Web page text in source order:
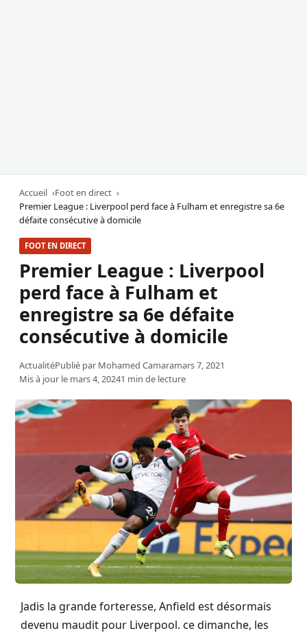
Accueil
Foot en direct
Premier League : Liverpool perd face à Fulham et enregistre sa 6e
défaite consécutive à domicile
FOOT EN DIRECT
Premier League : Liverpool
perd face à Fulham et
enregistre sa 6e défaite
consécutive à domicile
ActualitéPublié par Mohamed Camaramars 7, 2021
Mis à jour le mars 4, 20241 min de lecture
Jadis la grande forteresse, Anfield est désormais
devenu maudit pour Liverpool. ce dimanche, les